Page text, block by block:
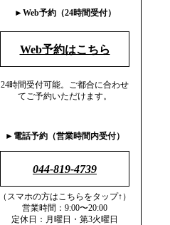
►︎Web予約（24時間受付）
Web予約はこちら
24時間受付可能。ご都合に合わせ
てご予約いただけます。
►︎電話予約（営業時間内受付）
044-819-4739
（スマホの方はこちらをタップ↑）
営業時間：9:00〜20:00
定休日：月曜日・第3火曜日